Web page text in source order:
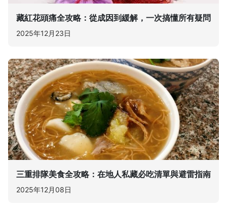
藏紅花頭痛全攻略：從成因到緩解，一次搞懂所有疑問
2025年12月23日
三重排隊美食全攻略：在地人私藏必吃清單與避雷指南
2025年12月08日